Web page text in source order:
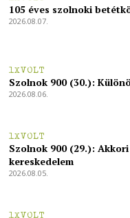
105 éves szolnoki
2026.08.07.
1XVOLT
Szolnok 900 (30.):
2026.08.06.
1XVOLT
Szolnok 900 (29.): Akkori
kereskedelem
2026.08.05.
1XVOLT